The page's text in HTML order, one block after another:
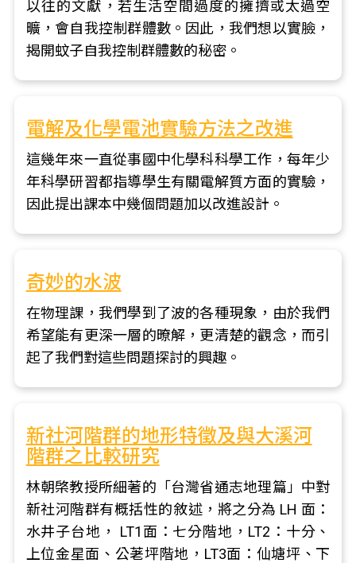
以往的文獻，若生活空間過度的擁擠或太過空
曠，會自我控制群體數。因此，我們想以實臉，
揭開蚊子自我控制群體數的秘密。
電解及化學電池實驗方法之改進
這幾年來一直從事國中化學科科學工作，每年少
年科學研習都指導學生有關電解質方面的實驗，
因此提出課本中幾個問題加以改進設計。
奇妙的水波
在物理課，我們學到了波的各種現象，由於我們
希望能有更深一層的暸解，更清楚的觀念，而引
起了我們對這些問題探討的興趣。
新社河階群的地形特徵及與大溪河
階群之比較研究
林朝棨教授所細著的「台灣省通志地理篇」中對
新社河階群有概括性的敘述，將之分為 LH 面：
水井子台地， LT1面：七分階地，LT2：十分、
上位金星面、公荖坪階地，LT3面：仙塘坪、下